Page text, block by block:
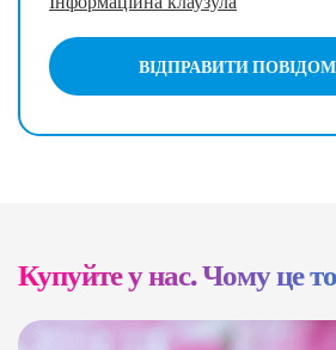
ВІДПРАВИТИ
Купуйте у нас. Чому це